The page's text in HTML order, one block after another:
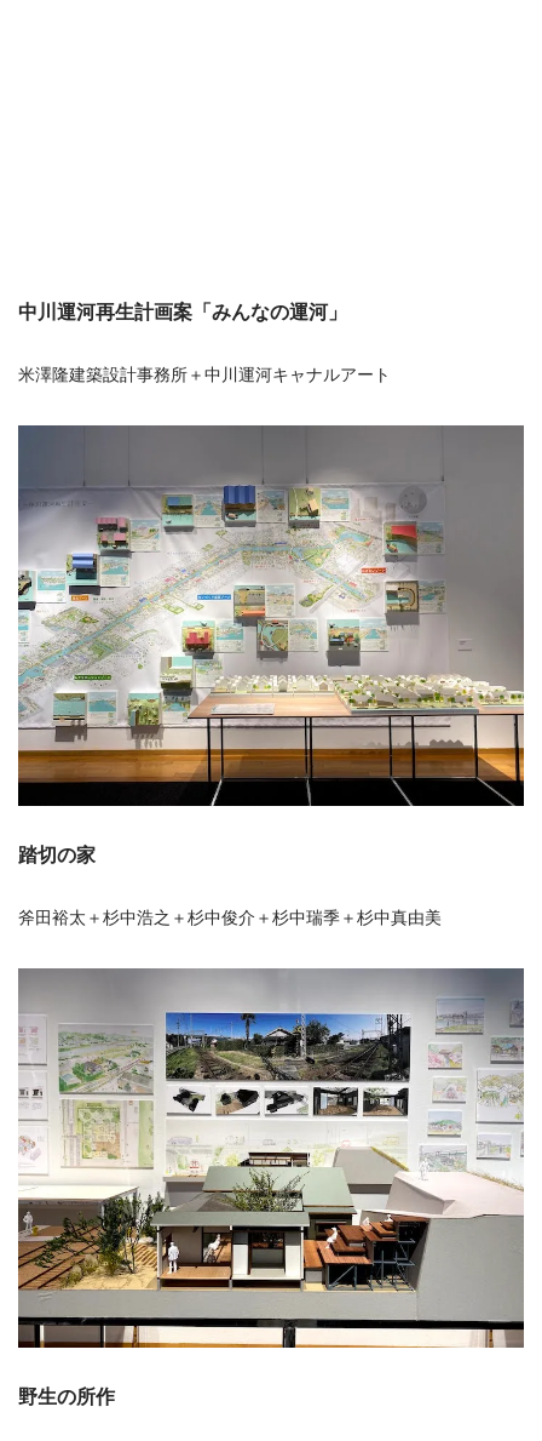
中川運河再生計画案「みんなの運河」
米澤隆建築設計事務所＋中川運河キャナルアート
踏切の家
斧田裕太＋杉中浩之＋杉中俊介＋杉中瑞季＋杉中真由美
野生の所作